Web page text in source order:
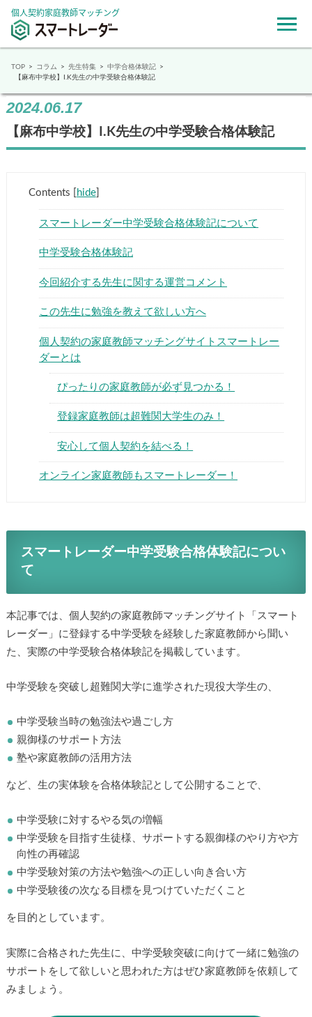
個人契約家庭教師マッチング
▶
TOP コラム 先生特集
中学合格体験記
【麻布中学校】I.K先生の中学受験合格体験記
2024.06.17
【麻布中学校】I.K先生の中学受験合格体験記
Contents hide]
スマートレーダー中学受験合格体験記について
中学受験合格体験記
今回紹介する先生に関する運営コメント
この先生に勉強を教えて欲しい方へ
個人契約の家庭教師マッチングサイトスマートレー
ダーとは
ぴったりの家庭教師が必ず見つかる！
登録家庭教師は超難関大学生のみ！
安心して個人契約を結べる！
オンライン家庭教師もスマートレーダー！
スマートレーダー中学受験合格体験記につい
て
本記事では、個人契約の家庭教師マッチングサイト「スマート
レーダー」に登録する中学受験を経験した家庭教師から聞い
た、実際の中学受験合格体験記を掲載しています。
中学受験を突破し超難関大学に進学された現役大学生の、
中学受験当時の勉強法や過ごし方
親御様のサポート方法
塾や家庭教師の活用方法
など、生の実体験を合格体験記として公開することで、
中学受験に対するやる気の増幅
中学受験を目指す生徒様、サポートする親御様のやり方や方
向性の再確認
中学受験対策の方法や勉強への正しい向き合い方
中学受験後の次なる目標を見つけていただくこと
を目的としています。
実際に合格された先生に、中学受験突破に向けて一緒に勉強の
サポートをして欲しいと思われた方はぜひ家庭教師を依頼して
みましょう。